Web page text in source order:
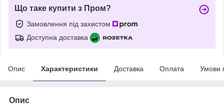
Що таке купити з Пром?
Замовлення під захистом
Доступна доставка
Опис Характеристики Доставка Оплата Умови
Опис